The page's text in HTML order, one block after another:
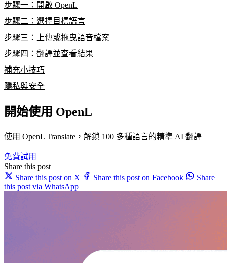
步驟一：開啟 OpenL
步驟二：選擇目標語言
步驟三：上傳或拖曳語音檔案
步驟四：翻譯並查看結果
補充小技巧
隱私與安全
開始使用 OpenL
使用 OpenL Translate，解鎖 100 多種語言的精準 AI 翻譯
免費試用
Share this post
Share this post on X
Share this post on Facebook
Share
this post via WhatsApp